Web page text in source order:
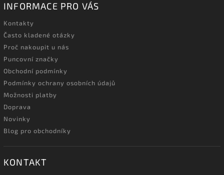
INFORMACE PRO VÁS
Kontakty
Často kladené otázky
Proč nakoupit u nás
Puncovní značky
Obchodní podmínky
Podmínky ochrany osobních údajů
Možnosti platby
Doprava
Novinky
Blog pro obchodníky
KONTAKT